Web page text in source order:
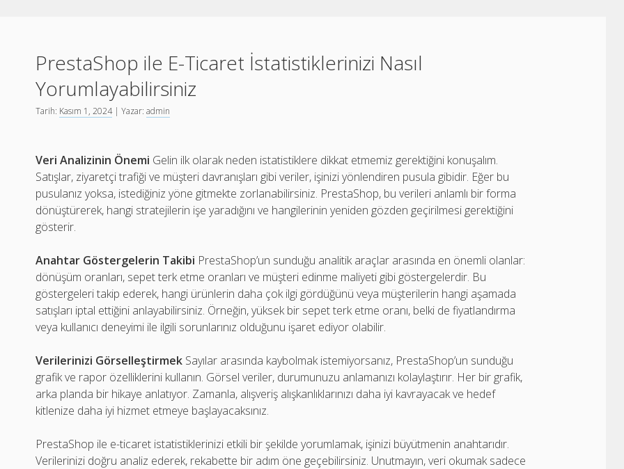
PrestaShop ile E-Ticaret İstatistiklerinizi Nasıl
Yorumlayabilirsiniz
Tarih: Kasım 1, 2024| Yazar:admin
Veri Analizinin Önemi Gelin ilk olarak neden istatistiklere dikkat etmemiz gerektiğini konuşalım.
Satışlar, ziyaretçi trafiği ve müşteri davranışları gibi veriler, işinizi yönlendiren pusula gibidir. Eğer bu
pusulanız yoksa, istediğiniz yöne gitmekte zorlanabilirsiniz. PrestaShop, bu verileri anlamlı bir forma
dönüştürerek, hangi stratejilerin işe yaradığını ve hangilerinin yeniden gözden geçirilmesi gerektiğini
gösterir.
Anahtar Göstergelerin Takibi PrestaShop’un sunduğu analitik araçlar arasında en önemli olanlar:
dönüşüm oranları, sepet terk etme oranları ve müşteri edinme maliyeti gibi göstergelerdir. Bu
göstergeleri takip ederek, hangi ürünlerin daha çok ilgi gördüğünü veya müşterilerin hangi aşamada
satışları iptal ettiğini anlayabilirsiniz. Örneğin, yüksek bir sepet terk etme oranı, belki de fiyatlandırma
veya kullanıcı deneyimi ile ilgili sorunlarınız olduğunu işaret ediyor olabilir.
Verilerinizi Görselleştirmek Sayılar arasında kaybolmak istemiyorsanız, PrestaShop’un sunduğu
grafik ve rapor özelliklerini kullanın. Görsel veriler, durumunuzu anlamanızı kolaylaştırır. Her bir grafik,
arka planda bir hikaye anlatıyor. Zamanla, alışveriş alışkanlıklarınızı daha iyi kavrayacak ve hedef
kitlenize daha iyi hizmet etmeye başlayacaksınız.
PrestaShop ile e-ticaret istatistiklerinizi etkili bir şekilde yorumlamak, işinizi büyütmenin anahtarıdır.
Verilerinizi doğru analiz ederek, rekabette bir adım öne geçebilirsiniz. Unutmayın, veri okumak sadece